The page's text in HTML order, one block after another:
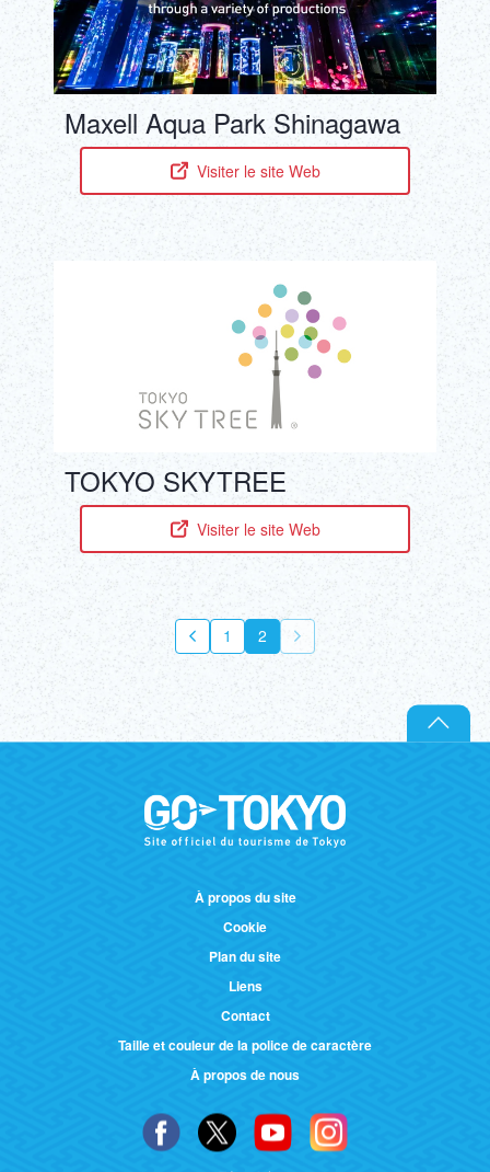
Maxell Aqua Park Shinagawa
Visiter le site Web
TOKYO SKYTREE
Visiter le site Web
1 2
À propos du site
Cookie
Plan du site
Liens
Contact
Taille et couleur de la police de caractère
À propos de nous